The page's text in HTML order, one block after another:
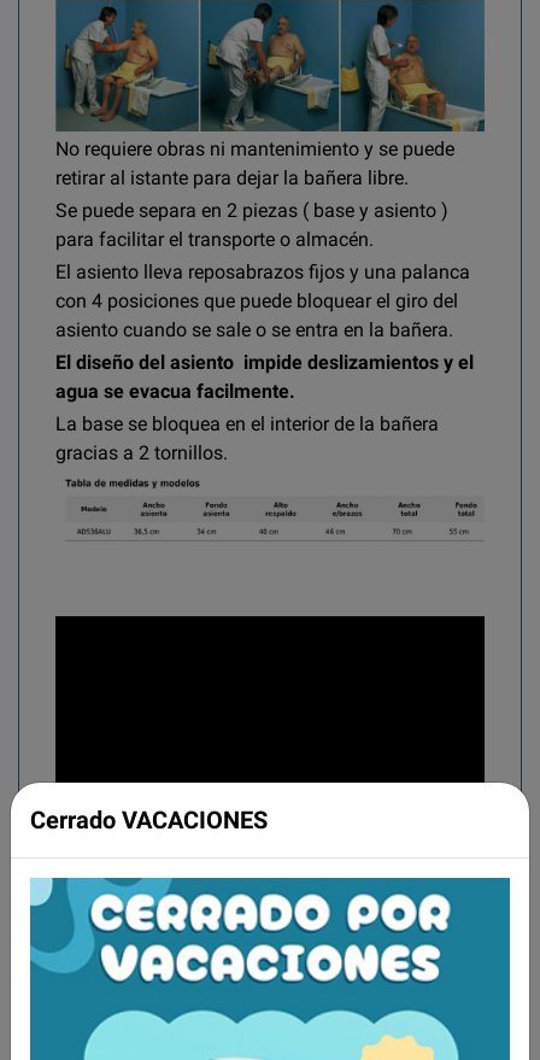
No requiere obras ni mantenimiento y se puede
retirar al istante para dejar la bañera libre.
Se puede separa en 2 piezas ( base y asiento )
para facilitar el transporte o almacén.
El asiento lleva reposabrazos fijos y una palanca
con 4 posiciones que puede bloquear el giro del
asiento cuando se sale o se entra en la bañera.
El diseño del asiento impide deslizamientos y el
agua se evacua facilmente.
La base se bloquea en el interior de la bañera
gracias a 2 tornillos.
Cerrado VACACIONES